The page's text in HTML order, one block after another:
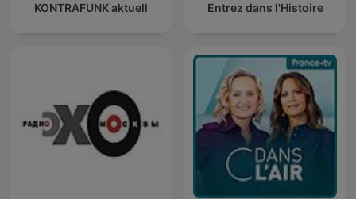
KONTRAFUNK aktuell Entrez dans l'Histoire